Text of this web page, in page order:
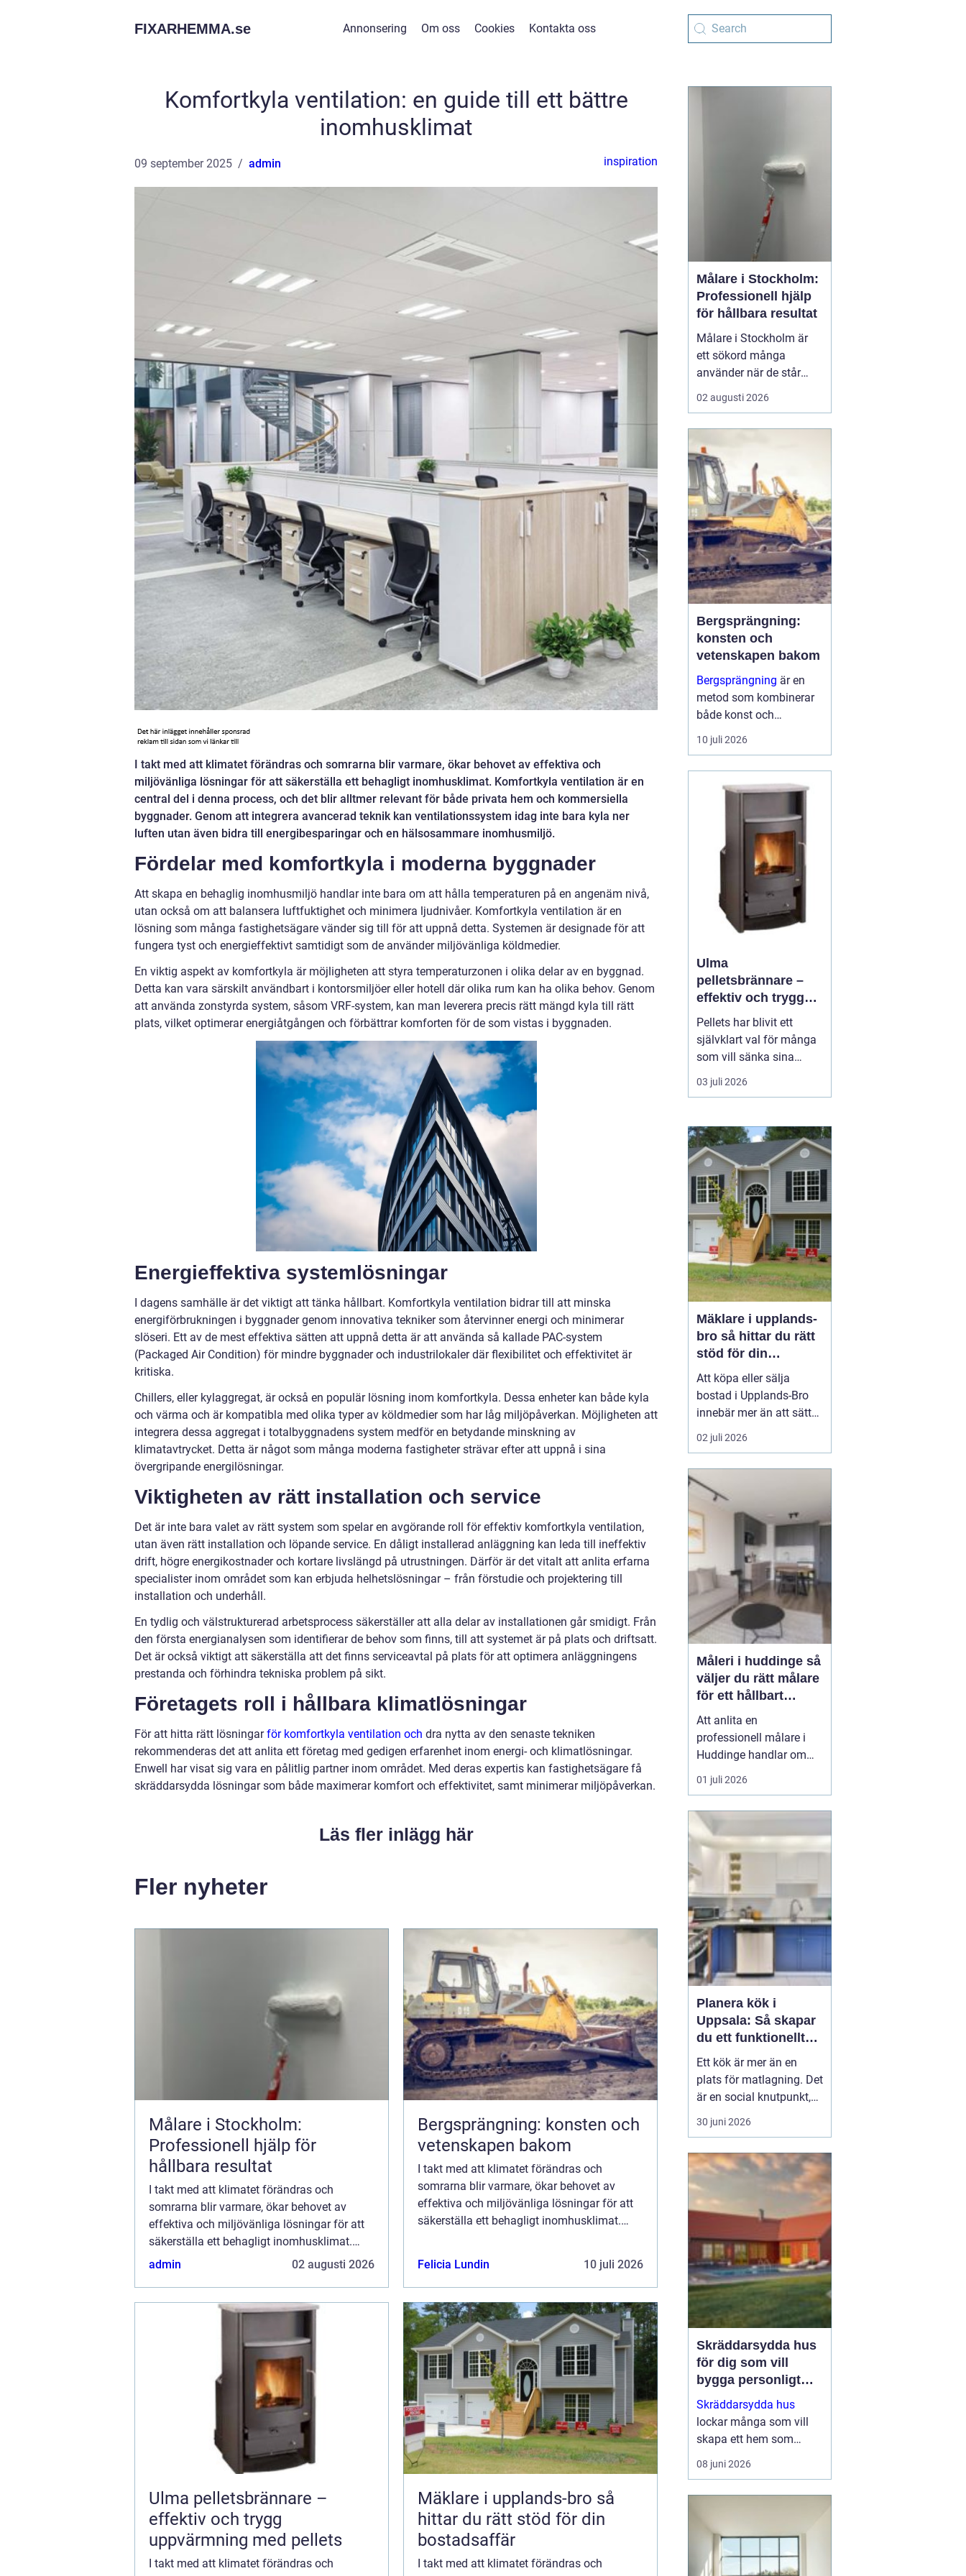
FIXARHEMMA.se Annonsering Om oss Cookies Kontakta oss
Komfortkyla ventilation: en guide till ett bättre
inomhusklimat
09 september 2025 admin inspiration
I takt med att klimatet förändras och somrarna blir varmare, ökar behovet av effektiva och
miljövänliga lösningar för att säkerställa ett behagligt inomhusklimat. Komfortkyla ventilation är en
central del i denna process, och det blir alltmer relevant för både privata hem och kommersiella
byggnader. Genom att integrera avancerad teknik kan ventilationssystem idag inte bara kyla ner
luften utan även bidra till energibesparingar och en hälsosammare inomhusmiljö.
Fördelar med komfortkyla i moderna byggnader
Att skapa en behaglig inomhusmiljö handlar inte bara om att hålla temperaturen på en angenäm nivå,
utan också om att balansera luftfuktighet och minimera ljudnivåer. Komfortkyla ventilation är en
lösning som många fastighetsägare vänder sig till för att uppnå detta. Systemen är designade för att
fungera tyst och energieffektivt samtidigt som de använder miljövänliga köldmedier.
En viktig aspekt av komfortkyla är möjligheten att styra temperaturzonen i olika delar av en byggnad.
Detta kan vara särskilt användbart i kontorsmiljöer eller hotell där olika rum kan ha olika behov. Genom
att använda zonstyrda system, såsom VRF-system, kan man leverera precis rätt mängd kyla till rätt
plats, vilket optimerar energiåtgången och förbättrar komforten för de som vistas i byggnaden.
Energieffektiva systemlösningar
I dagens samhälle är det viktigt att tänka hållbart. Komfortkyla ventilation bidrar till att minska
energiförbrukningen i byggnader genom innovativa tekniker som återvinner energi och minimerar
slöseri. Ett av de mest effektiva sätten att uppnå detta är att använda så kallade PAC-system
(Packaged Air Condition) för mindre byggnader och industrilokaler där flexibilitet och effektivitet är
kritiska.
Chillers, eller kylaggregat, är också en populär lösning inom komfortkyla. Dessa enheter kan både kyla
och värma och är kompatibla med olika typer av köldmedier som har låg miljöpåverkan. Möjligheten att
integrera dessa aggregat i totalbyggnadens system medför en betydande minskning av
klimatavtrycket. Detta är något som många moderna fastigheter strävar efter att uppnå i sina
övergripande energilösningar.
Viktigheten av rätt installation och service
Det är inte bara valet av rätt system som spelar en avgörande roll för effektiv komfortkyla ventilation,
utan även rätt installation och löpande service. En dåligt installerad anläggning kan leda till ineffektiv
drift, högre energikostnader och kortare livslängd på utrustningen. Därför är det vitalt att anlita erfarna
specialister inom området som kan erbjuda helhetslösningar – från förstudie och projektering till
installation och underhåll.
En tydlig och välstrukturerad arbetsprocess säkerställer att alla delar av installationen går smidigt. Från
den första energianalysen som identifierar de behov som finns, till att systemet är på plats och driftsatt.
Det är också viktigt att säkerställa att det finns serviceavtal på plats för att optimera anläggningens
prestanda och förhindra tekniska problem på sikt.
Företagets roll i hållbara klimatlösningar
För att hitta rätt lösningarför komfortkyla ventilation och dra nytta av den senaste tekniken
rekommenderas det att anlita ett företag med gedigen erfarenhet inom energi- och klimatlösningar.
Enwell har visat sig vara en pålitlig partner inom området. Med deras expertis kan fastighetsägare få
skräddarsydda lösningar som både maximerar komfort och effektivitet, samt minimerar miljöpåverkan.
Läs fler inlägg här
Fler nyheter
Målare i Stockholm:
Professionell hjälp för
hållbara resultat
I takt med att klimatet förändras och
somrarna blir varmare, ökar behovet av
effektiva och miljövänliga lösningar för att
säkerställa ett behagligt inomhusklimat.
Komfortkyla ventilation är en central...
admin 02 augusti 2026
Bergsprängning: konsten och
vetenskapen bakom
I takt med att klimatet förändras och
somrarna blir varmare, ökar behovet av
effektiva och miljövänliga lösningar för att
säkerställa ett behagligt inomhusklimat.
Felicia Lundin
10 juli 2026
Ulma pelletsbrännare –
effektiv och trygg
uppvärmning med pellets
I takt med att klimatet förändras och
Mäklare i upplands-bro så
hittar du rätt stöd för din
bostadsaffär
I takt med att klimatet förändras och
Målare i Stockholm:
Professionell hjälp
för hållbara resultat
Målare i Stockholm är
ett sökord många
använder när de står
inför ett större eller
mindre måleriprojekt i
och vill hitta en trygg
fackman. När en bostad,
lokal el...
02 augusti 2026
Bergsprängning:
konsten och
vetenskapen bakom
Bergsprängning är en
metod som kombinerar
både konst och
vetenskap för att bryta
ner och avlägsna
stadsmiljöerna och
Stockholm spelar
10 juli 2026
Ulma
pelletsbrännare –
effektiv och trygg
uppvärmning med
pellets
Pellets har blivit ett
självklart val för många
som vill sänka sina
uppvärmningskostnader
och samtidigt minska
modern pelletsbrännare
ger hög verkningsgrad,
jämn värme och rel...
03 juli 2026
Mäklare i upplands-
bro så hittar du rätt
stöd för din
bostadsaffär
Att köpa eller sälja
bostad i Upplands-Bro
innebär mer än att sätta
upp en annons och
vänta in bud. Marknaden
dynamik, särskilt med
närheten till Mälaren,
pendeltåg mot
Stockholm och en
blandning av villor,
radhus, bostadsrätter
oc...
02 juli 2026
Måleri i huddinge så
väljer du rätt målare
för ett hållbart
resultat
Att anlita en
professionell målare i
Huddinge handlar om
mycket mer än att få nya
färger på väggarna. Det
kvalitet och ett resultat
som håller i många år.
Med rätt målerifirma kan
du höja värdet på din
bostad, skapa ett
trivsamt ...
01 juli 2026
Planera kök i
Uppsala: Så skapar
du ett funktionellt
och hållbart kök
Ett kök är mer än en
plats för matlagning. Det
är en social knutpunkt,
en arbetsplats och ofta
hemmets mest använda
ser över sitt kök i
Uppsala handlar det
därför säl...
30 juni 2026
Skräddarsydda hus
för dig som vill
bygga personligt
och hållbart
Skräddarsydda hus
lockar många som vill
skapa ett hem som
verkligen speglar deras
liv, smak och vardag.
genomtä...
08 juni 2026